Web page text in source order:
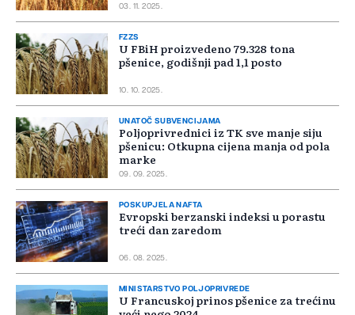
03. 11. 2025.
FZZS
U FBiH proizvedeno 79.328 tona
pšenice, godišnji pad 1,1 posto
10. 10. 2025.
UNATOČ SUBVENCIJAMA
Poljoprivrednici iz TK sve manje siju
pšenicu: Otkupna cijena manja od pola
marke
09. 09. 2025.
POSKUPJELA NAFTA
Evropski berzanski indeksi u porastu
treći dan zaredom
06. 08. 2025.
MINISTARSTVO POLJOPRIVREDE
U Francuskoj prinos pšenice za trećinu